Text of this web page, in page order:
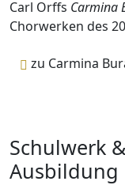
Carl Orffs Carmina
Chorwerken des
zu Carmina
Schulwerk
Ausbildung